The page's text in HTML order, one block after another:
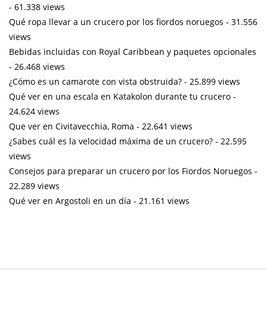
- 61.338 views
Qué ropa llevar a un crucero por los fiordos noruegos - 31.556
views
Bebidas incluidas con Royal Caribbean y paquetes opcionales
- 26.468 views
¿Cómo es un camarote con vista obstruida? - 25.899 views
Qué ver en una escala en Katakolon durante tu crucero -
24.624 views
Que ver en Civitavecchia, Roma - 22.641 views
¿Sabes cuál es la velocidad máxima de un crucero? - 22.595
views
Consejos para preparar un crucero por los Fiordos Noruegos -
22.289 views
Qué ver en Argostoli en un día - 21.161 views